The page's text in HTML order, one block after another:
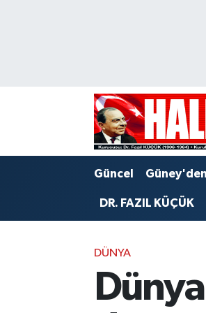
Güncel
DR. FAZIL KÜÇÜK
DÜNYA
Trafik Durumu
Puan Durumu ve Fikstür